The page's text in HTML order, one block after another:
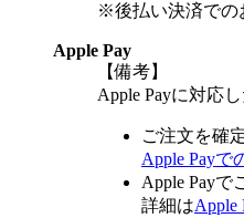
※後払い決済での
Apple Pay
【備考】
Apple Payに対応
ご注文を確
Apple Payで
Apple Payで
詳細はApple